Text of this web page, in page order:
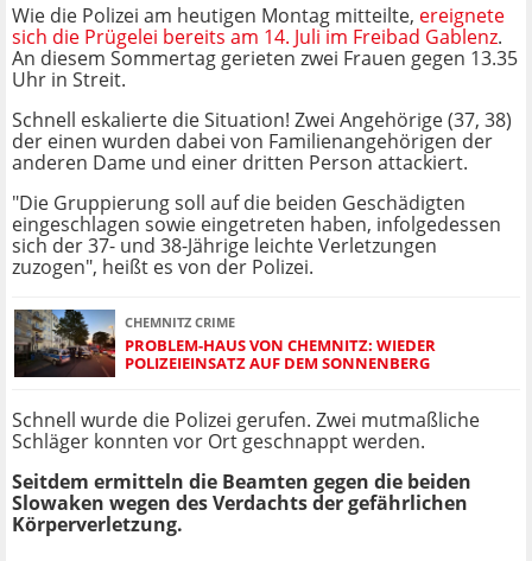
Wie die Polizei am heutigen Montag mitteilte, ereignete
sich die Prügelei bereits am 14. Juli im Freibad Gablenz.
An diesem Sommertag gerieten zwei Frauen gegen 13.35
Uhr in Streit.
Schnell eskalierte die Situation! Zwei Angehörige (37, 38)
der einen wurden dabei von Familienangehörigen der
anderen Dame und einer dritten Person attackiert.
"Die Gruppierung soll auf die beiden Geschädigten
eingeschlagen sowie eingetreten haben, infolgedessen
sich der 37- und 38-Jährige leichte Verletzungen
zuzogen", heißt es von der Polizei.
CHEMNITZ CRIME
PROBLEM-HAUS VON CHEMNITZ: WIEDER
POLIZEIEINSATZ AUF DEM SONNENBERG
Schnell wurde die Polizei gerufen. Zwei mutmaßliche
Schläger konnten vor Ort geschnappt werden.
Seitdem ermitteln die Beamten gegen die beiden
Slowaken wegen des Verdachts der gefährlichen
Körperverletzung.